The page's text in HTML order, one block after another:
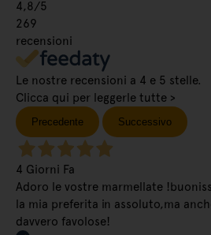
4,8/5
269
recensioni
Le nostre recensioni a 4 e 5 stelle.
Clicca qui per leggerle tutte >
Precedente Successivo
4 Giorni Fa
Adoro le vostre marmellate
la mia preferita in assoluto,ma
davvero favolose!